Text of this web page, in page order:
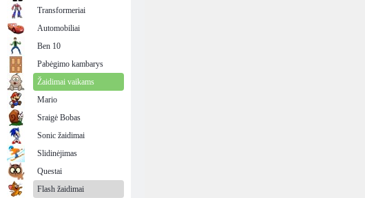
Transformeriai
Automobiliai
Ben 10
Pabėgimo kambarys
Žaidimai vaikams
Mario
Sraigė Bobas
Sonic žaidimai
Slidinėjimas
Questai
Flash žaidimai